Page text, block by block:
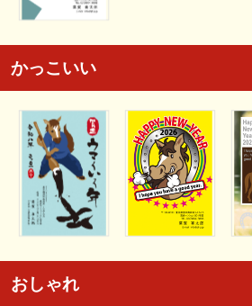
かっこいい
おしゃれ